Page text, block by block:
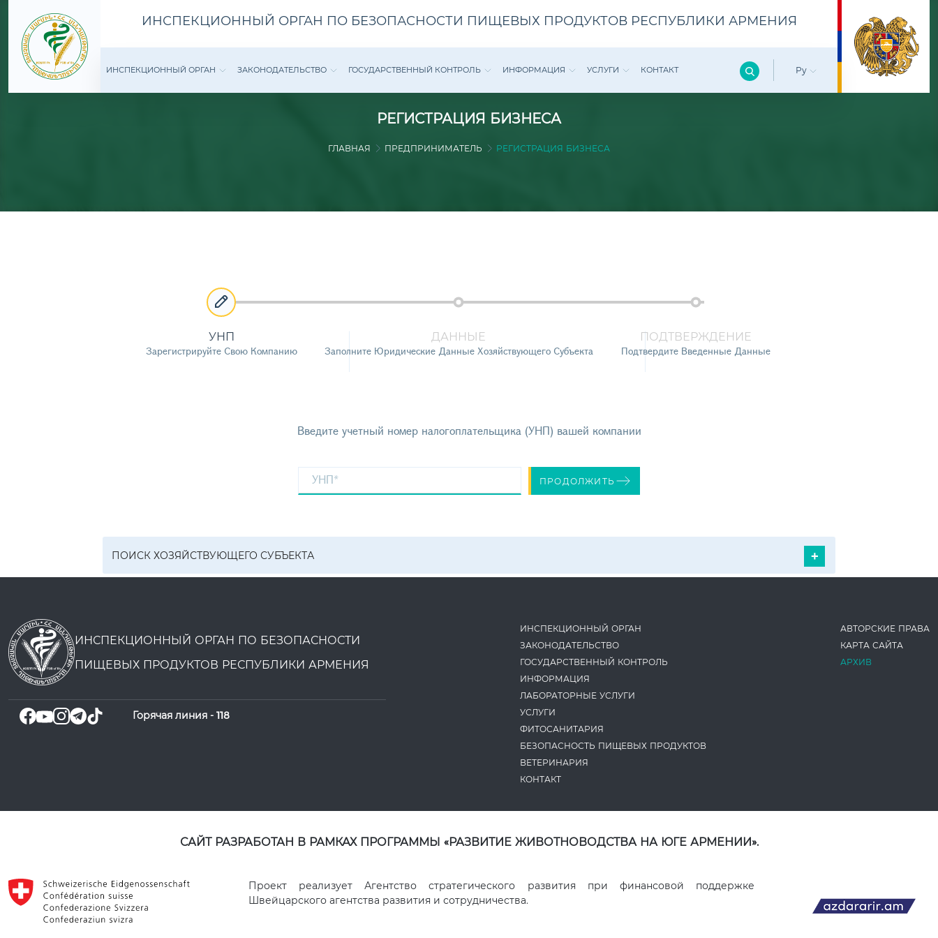
ИНСПЕКЦИОННЫЙ ОРГАН ПО БЕЗОПАСНОСТИ ПИЩЕВЫХ ПРОДУКТОВ РЕСПУБЛИКИ АРМЕНИЯ
ИНСПЕКЦИОННЫЙ ОРГАН ЗАКОНОДАТЕ­ЛЬСТВО ГОСУДАРСТВЕННЫЙ КОНТРОЛЬ ИНФОРМАЦИЯ УСЛУГИ КОНТАКТ Ру
РЕГИСТРАЦИЯ БИЗНЕСА
ГЛАВНАЯ ПРЕДПРИНИМАТЕЛЬ РЕГИСТРАЦИЯ БИЗНЕСА
УНП
Зарегистрируйте Свою Компанию
ДАННЫЕ
Заполните Юридические Данные Хозяйствующего Субъекта
ПОДТВЕРЖДЕНИЕ
Подтвердите Введенные Данные
Введите учетный номер налогоплательщика (УНП) вашей компании
УНП* ПРОДОЛЖИТЬ
+
ПОИСК ХОЗЯЙСТВУЮЩЕГО СУБЪЕКТА
ИНСПЕКЦИОННЫЙ ОРГАН ПО БЕЗОПАСНОСТИ
ПИЩЕВЫХ ПРОДУКТОВ РЕСПУБЛИКИ АРМЕНИЯ
Горячая линия - 118
ИНСПЕКЦИОННЫЙ ОРГАН
ЗАКОНОДАТЕ­ЛЬСТВО
ГОСУДАРСТВЕННЫЙ КОНТРОЛЬ
ИНФОРМАЦИЯ
ЛАБОРАТОРНЫЕ УСЛУГИ
УСЛУГИ
ФИТОСАНИТАРИЯ
БЕЗОПАСНОСТЬ ПИЩЕВЫХ ПРОДУКТОВ
ВЕТЕРИНАРИЯ
КОНТАКТ
АВТОРСКИЕ ПРАВА
КАРТА САЙТА
АРХИВ
САЙТ РАЗРАБОТАН В РАМКАХ ПРОГРАММЫ «РАЗВИТИЕ ЖИВОТНОВОДСТВА НА ЮГЕ АРМЕНИИ».
Проект реализует Агентство стратегического развития при финансовой поддержке
Швейцарского агентства развития и сотрудничества.